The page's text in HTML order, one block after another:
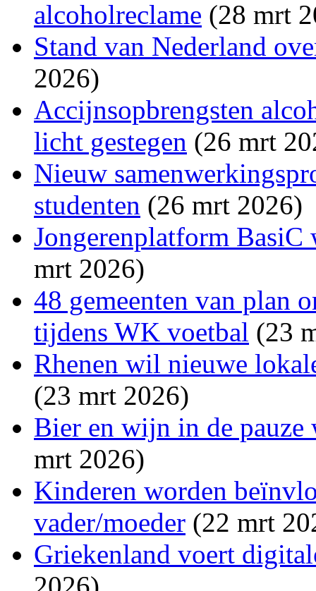
alcoholreclame (28 mrt
Stand van Nederland
2026)
Accijnsopbrengsten
licht gestegen (26 mrt
Nieuw
studenten (26 mrt 2026)
Jongerenplatform BasiC
mrt 2026)
48 gemeenten van plan
tijdens WK voetbal (23
Rhenen wil nieuwe
(23 mrt 2026)
Bier en wijn in de pauze
mrt 2026)
Kinderen worden
vader/moeder (22 mrt
Griekenland voert